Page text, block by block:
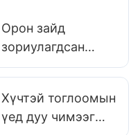
Орон зайд
зориулагдсан
өндөр нягтралтай
компьютерийн
тэжээлийн
Хүчтэй тоглоомын
үед дуу чимээг